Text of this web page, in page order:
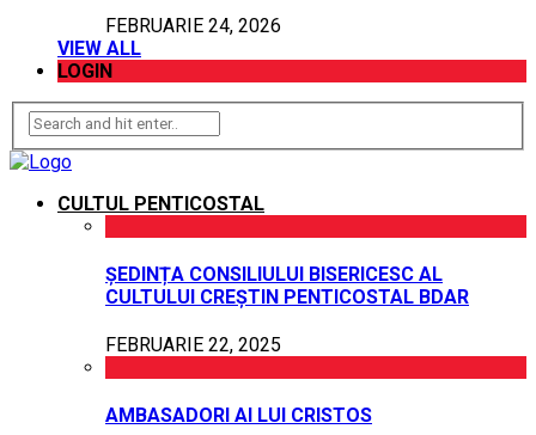
FEBRUARIE 24, 2026
VIEW ALL
LOGIN
CULTUL PENTICOSTAL
ȘEDINȚA CONSILIULUI BISERICESC AL
CULTULUI CREȘTIN PENTICOSTAL BDAR
FEBRUARIE 22, 2025
AMBASADORI AI LUI CRISTOS